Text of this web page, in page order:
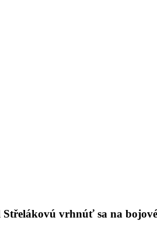
vrhnúť sa na